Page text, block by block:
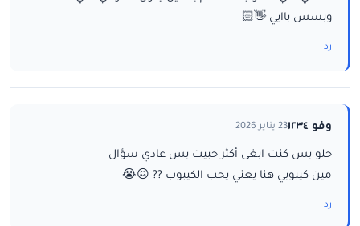
وبسس باايي 👋🏻
رد
وفو ١٢٣٤ 23 يناير 2026
حلو بس كنت ابغى أكثر حبيت بس عادي سؤال
مين كيبوبي هنا يعني يحب الكيبوب ?? 😖😭
رد